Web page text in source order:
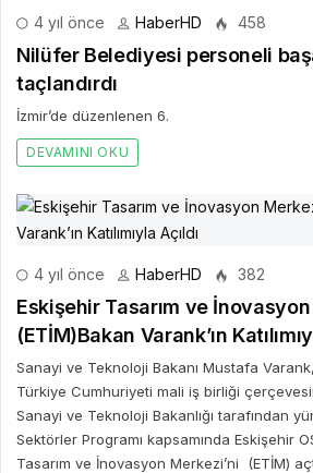
4 yıl önce HaberHD 458
Nilüfer Belediyesi personeli
taçlandırdı
İzmir’de düzenlenen 6.
DEVAMINI OKU
4 yıl önce HaberHD 382
Eskişehir Tasarım ve
(ETİM)Bakan Varank’ın
Sanayi ve Teknoloji Bakanı Mustafa
Türkiye Cumhuriyeti mali iş birliği
Sanayi ve Teknoloji Bakanlığı tarafından
Sektörler Programı kapsamında Eskişehir
Tasarım ve İnovasyon Merkezi’ni (ETİM)